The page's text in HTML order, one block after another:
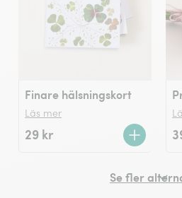
Finare hälsningskort
Läs mer
29 kr
Se fler